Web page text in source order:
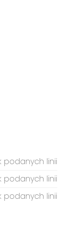
podanych linii
podanych linii
podanych linii